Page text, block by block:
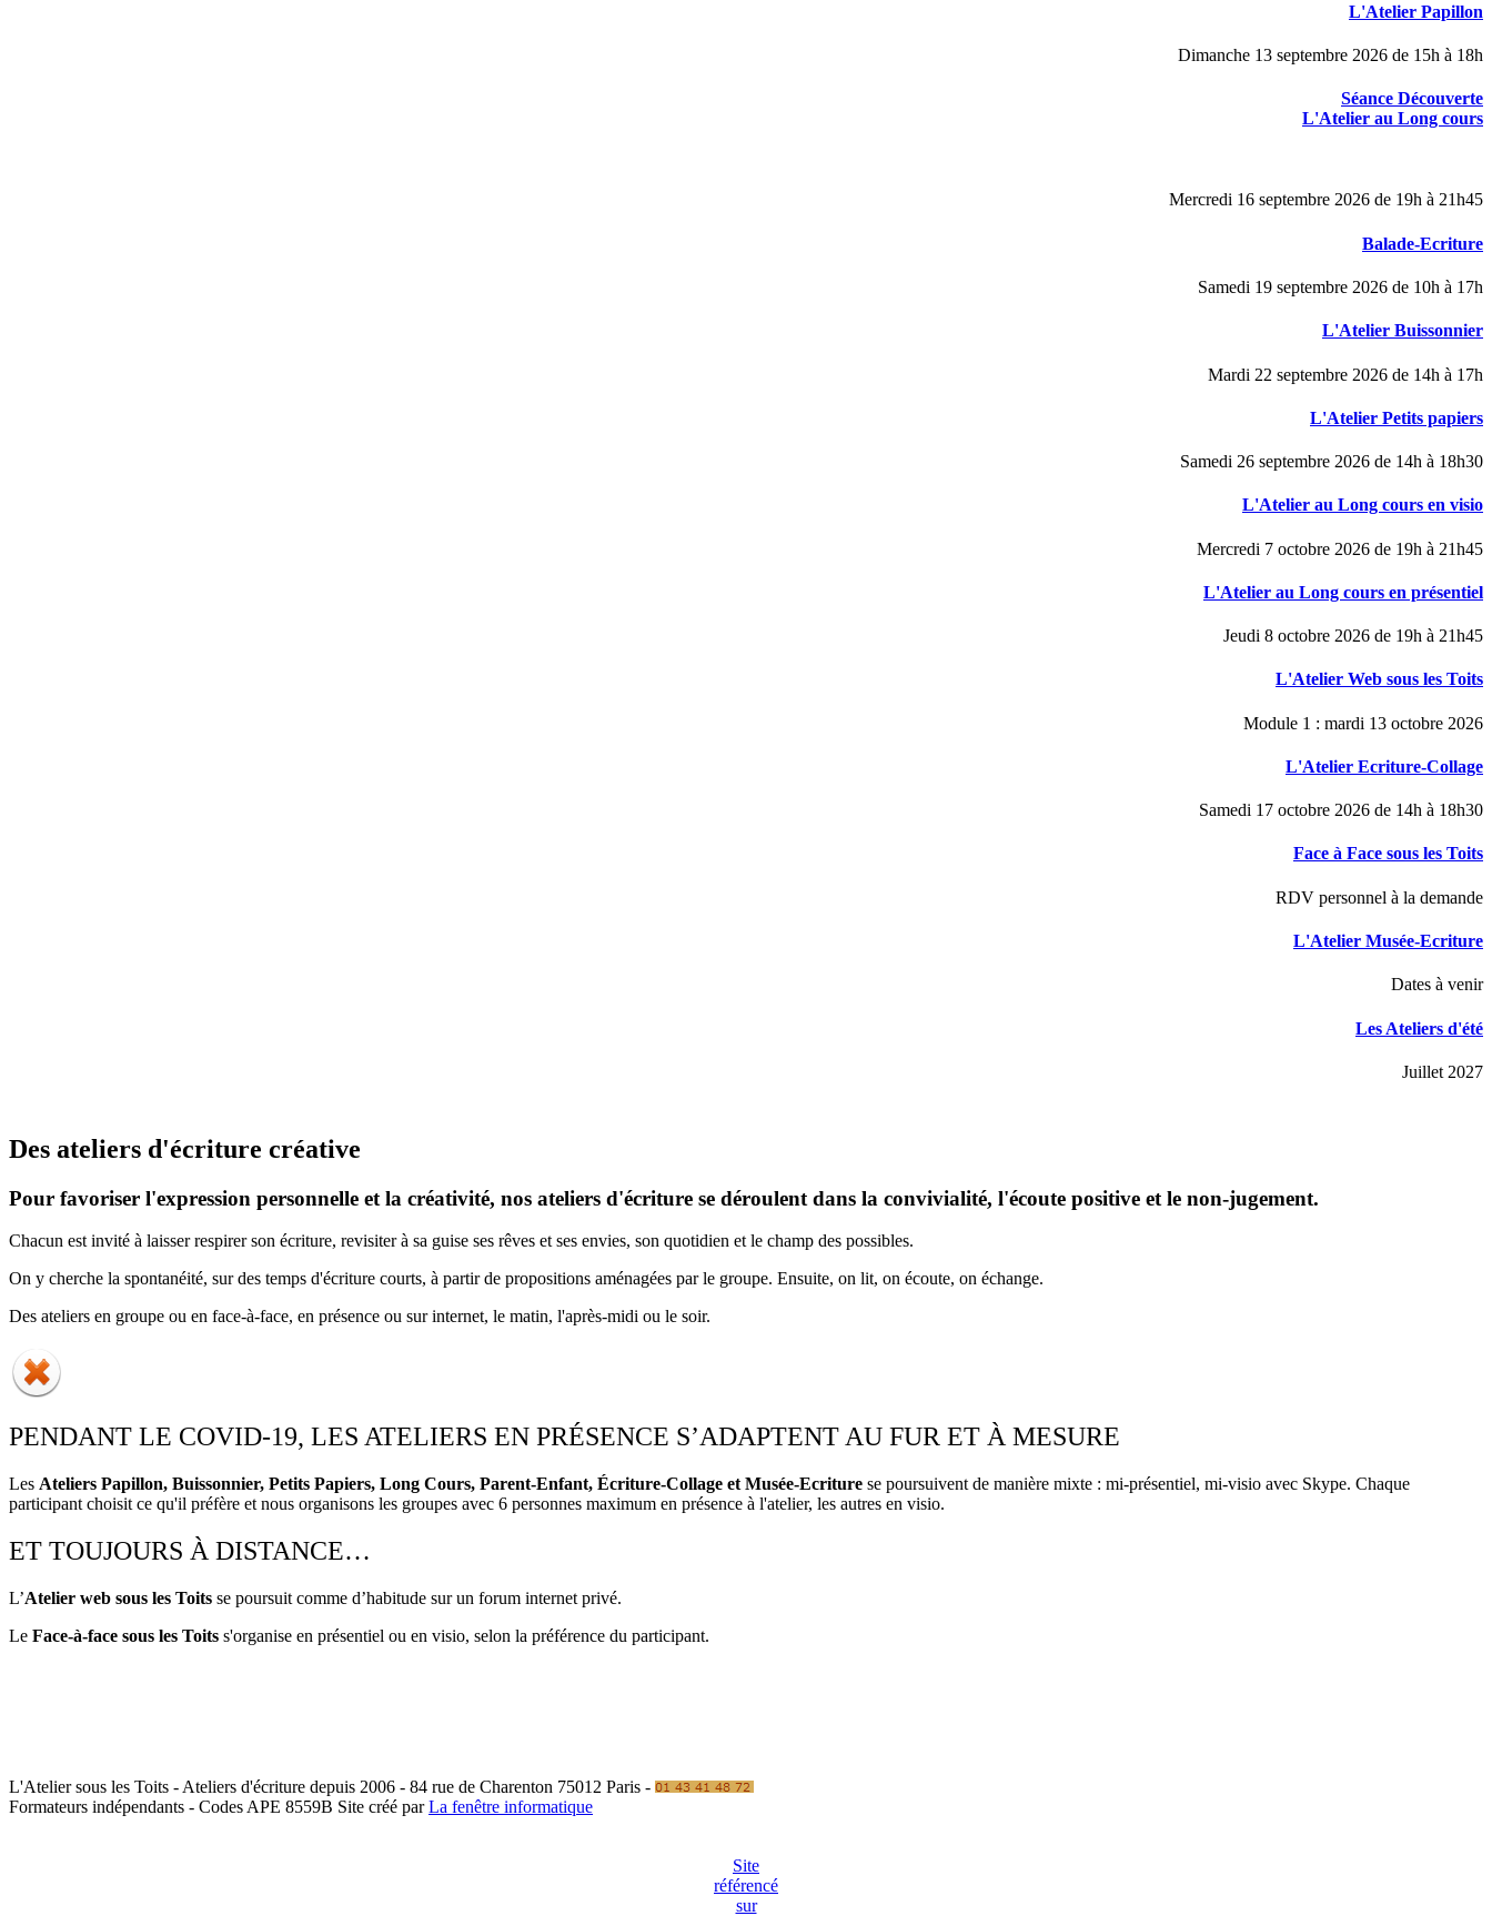
L'Atelier Papillon
Dimanche 13 septembre 2026 de 15h à 18h
Séance Découverte
L'Atelier au Long cours
Mercredi 16 septembre 2026 de 19h à 21h45
Balade-Ecriture
Samedi 19 septembre 2026 de 10h à 17h
L'Atelier Buissonnier
Mardi 22 septembre 2026 de 14h à 17h
L'Atelier Petits papiers
Samedi 26 septembre 2026 de 14h à 18h30
L'Atelier au Long cours en visio
Mercredi 7 octobre 2026 de 19h à 21h45
L'Atelier au Long cours en présentiel
Jeudi 8 octobre 2026 de 19h à 21h45
L'Atelier Web sous les Toits
Module 1 : mardi 13 octobre 2026
L'Atelier Ecriture-Collage
Samedi 17 octobre 2026 de 14h à 18h30
Face à Face sous les Toits
RDV personnel à la demande
L'Atelier Musée-Ecriture
Dates à venir
Les Ateliers d'été
Juillet 2027
Des ateliers d'écriture créative
Pour favoriser l'expression personnelle et la créativité, nos ateliers d'écriture se déroulent dans la convivialité, l'écoute positive et le non-jugement.
Chacun est invité à laisser respirer son écriture, revisiter à sa guise ses rêves et ses envies, son quotidien et le champ des possibles.
On y cherche la spontanéité, sur des temps d'écriture courts, à partir de propositions aménagées par le groupe. Ensuite, on lit, on écoute, on échange.
Des ateliers en groupe ou en face-à-face, en présence ou sur internet, le matin, l'après-midi ou le soir.
PENDANT LE COVID-19, LES ATELIERS EN PRÉSENCE S’ADAPTENT AU FUR ET À MESURE
Les Ateliers Papillon, Buissonnier, Petits Papiers, Long Cours, Parent-Enfant, Écriture-Collage et Musée-Ecriture se poursuivent de manière mixte : mi-présentiel, mi-visio avec Skype. Chaque
participant choisit ce qu'il préfère et nous organisons les groupes avec 6 personnes maximum en présence à l'atelier, les autres en visio.
ET TOUJOURS À DISTANCE…
L’Atelier web sous les Toits se poursuit comme d’habitude sur un forum internet privé.
Le Face-à-face sous les Toits s'organise en présentiel ou en visio, selon la préférence du participant.
L'Atelier sous les Toits - Ateliers d'écriture depuis 2006 - 84 rue de Charenton 75012 Paris -
Formateurs indépendants - Codes APE 8559B Site créé parLa fenêtre informatique
Site
référencé
sur